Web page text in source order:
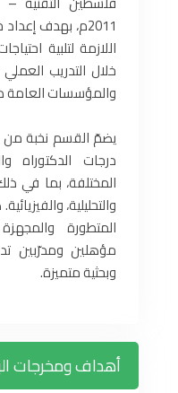
2011م، بهدف
اللازمة لتلبية
خلال التدريب
والمؤسسات العامة
يضمّ القسم نخبة من
درجات الدكتوراه
المختلفة، بما في
والتحليلية،
المتطورة
مؤهلين ومدرّبين
وبحثية متميزة.
أهداف ومخرجات